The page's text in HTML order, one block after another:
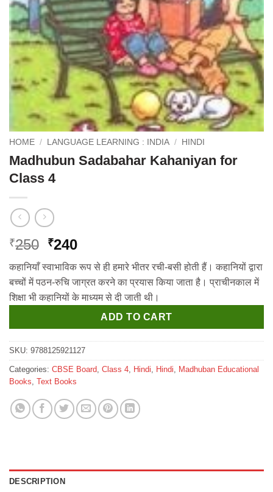
HOME / LANGUAGE LEARNING : INDIA / HINDI
Madhubun Sadabahar Kahaniyan for
Class 4
₹250 Original
price
was:
₹250.
₹240Current
price
is:
₹240.
कहानियाँ स्वाभाविक रूप से ही हमारे भीतर रची-बसी होती हैं। कहानियों द्वारा
बच्‍चों में पठन-रुचि जाग्रत करने का प्रयास किया जाता है। प्राचीनकाल में
शिक्षा भी कहानियों के माध्यम से दी जाती थी।
ADD TO CART
SKU: 9788125921127
Categories: CBSE Board, Class 4, Hindi, Hindi, Madhuban Educational
Books, Text Books
DESCRIPTION